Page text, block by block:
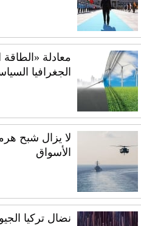
معادلة
الجغرافيا
لا يزال شبح
الأسواق
نضال تركيا